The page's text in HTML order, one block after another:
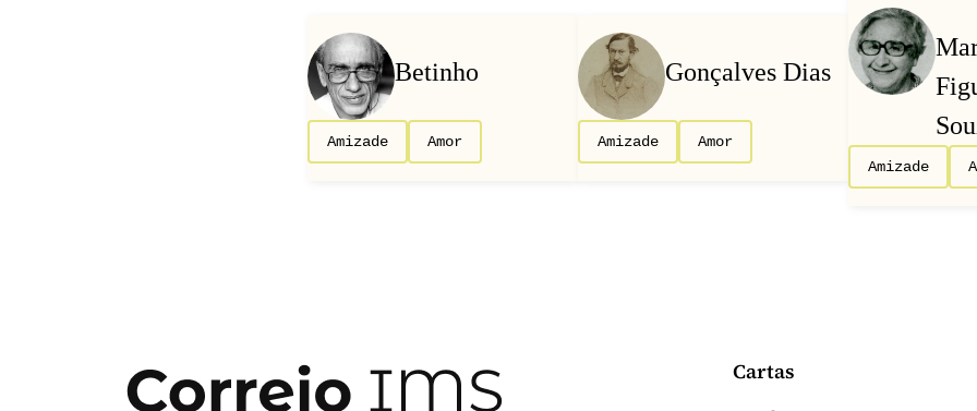
Betinho
Amizade Amor
Gonçalves Dias
Amizade Amor
Amizade
Cartas